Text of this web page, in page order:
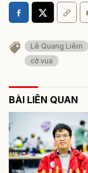
Lê Quang Liêm
cờ vua
BÀI LIÊN QUAN